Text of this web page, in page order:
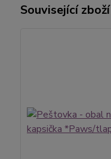
Související zboží